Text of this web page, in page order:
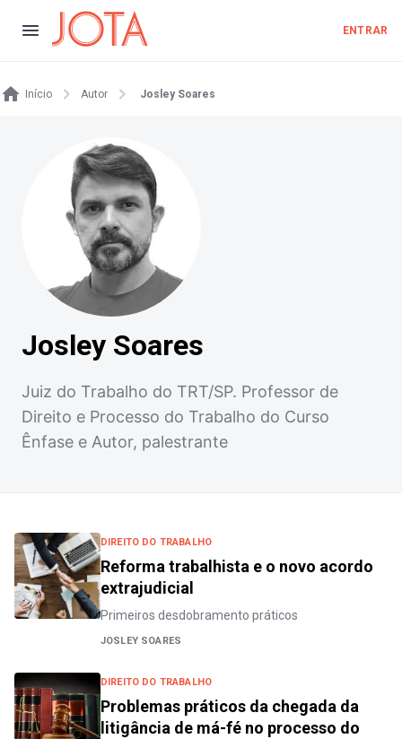
ENTRAR
Início Autor Josley Soares
Josley Soares
Juiz do Trabalho do TRT/SP. Professor de
Direito e Processo do Trabalho do Curso
Ênfase e Autor, palestrante
DIREITO DO TRABALHO
Reforma trabalhista e o novo acordo
extrajudicial
Primeiros desdobramento práticos
JOSLEY SOARES
DIREITO DO TRABALHO
Problemas práticos da chegada da
litigância de má-fé no processo do